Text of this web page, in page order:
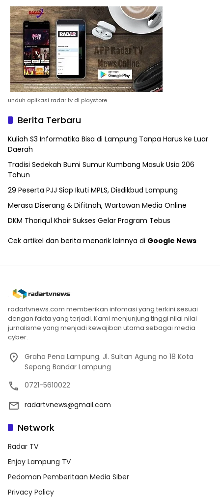
unduh aplikasi radar tv di playstore
Berita Terbaru
Kuliah S3 Informatika Bisa di Lampung Tanpa Harus ke Luar
Daerah
Tradisi Sedekah Bumi Sumur Kumbang Masuk Usia 206
Tahun
29 Peserta PJJ Siap Ikuti MPLS, Disdikbud Lampung
Merasa Diserang & Difitnah, Wartawan Media Online
DKM Thoriqul Khoir Sukses Gelar Program Tebus
Cek artikel dan berita menarik lainnya di Google News
radartvnews.com memberikan infomasi yang terkini sesuai
dengan fakta yang terjadi. Kami menjunjung tinggi nilai nilai
jurnalisme yang menjadi kewajiban utama sebagai media
cyber.
Graha Pena Lampung. Jl. Sultan Agung no 18 Kota
Sepang Bandar Lampung
0721-5610022
radartvnews@gmail.com
Network
Radar TV
Enjoy Lampung TV
Pedoman Pemberitaan Media Siber
Privacy Policy